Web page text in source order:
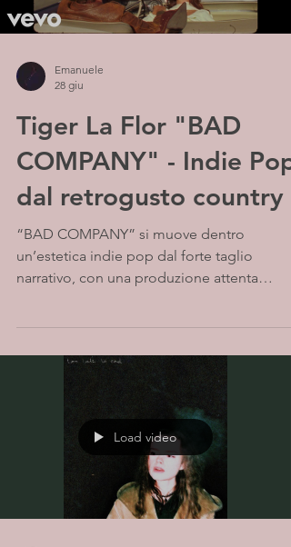
Emanuele
28 giu
Tiger La Flor "BAD
COMPANY" - Indie Pop
dal retrogusto country
“BAD COMPANY” si muove dentro
un’estetica indie pop dal forte taglio
narrativo, con una produzione attenta
più orientato alla coerenza complessiva che
a contrasti netti. Il risultato è un brano
e immersivo, che privilegia mood e
immaginario sonoro.Load video